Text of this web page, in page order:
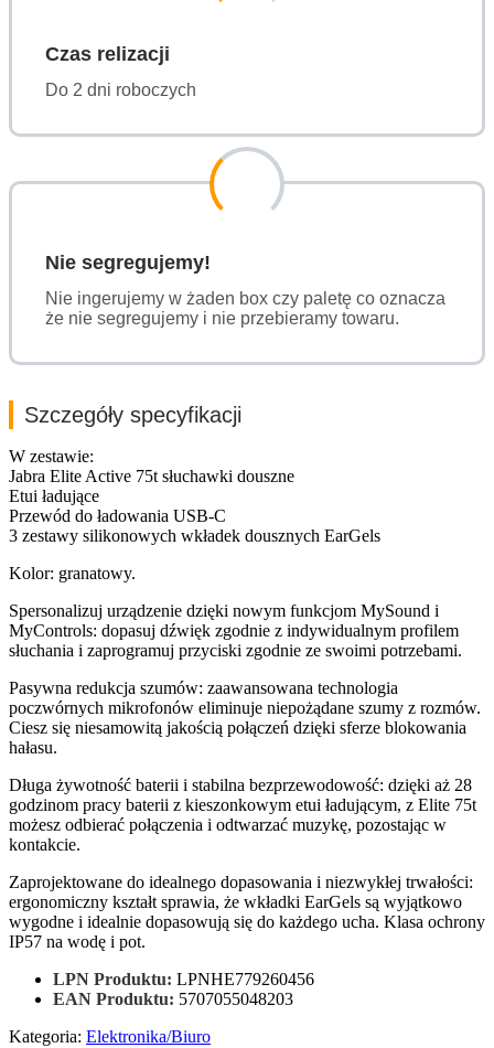
Czas relizacji
Do 2 dni roboczych
Nie segregujemy!
Nie ingerujemy w żaden box czy paletę co oznacza
że nie segregujemy i nie przebieramy towaru.
Szczegóły specyfikacji
W zestawie:
Jabra Elite Active 75t słuchawki douszne
Etui ładujące
Przewód do ładowania USB-C
3 zestawy silikonowych wkładek dousznych EarGels
Kolor: granatowy.
Spersonalizuj urządzenie dzięki nowym funkcjom MySound i
MyControls: dopasuj dźwięk zgodnie z indywidualnym profilem
słuchania i zaprogramuj przyciski zgodnie ze swoimi potrzebami.
Pasywna redukcja szumów: zaawansowana technologia
poczwórnych mikrofonów eliminuje niepożądane szumy z rozmów.
Ciesz się niesamowitą jakością połączeń dzięki sferze blokowania
hałasu.
Długa żywotność baterii i stabilna bezprzewodowość: dzięki aż 28
godzinom pracy baterii z kieszonkowym etui ładującym, z Elite 75t
możesz odbierać połączenia i odtwarzać muzykę, pozostając w
kontakcie.
Zaprojektowane do idealnego dopasowania i niezwykłej trwałości:
ergonomiczny kształt sprawia, że wkładki EarGels są wyjątkowo
wygodne i idealnie dopasowują się do każdego ucha. Klasa ochrony
IP57 na wodę i pot.
LPN Produktu: LPNHE779260456
EAN Produktu: 5707055048203
Kategoria: Elektronika/Biuro